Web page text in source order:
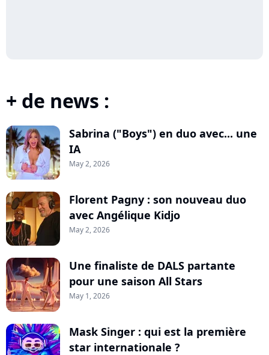
+ de news :
Sabrina ("Boys") en duo avec... une
IA
May 2, 2026
Florent Pagny : son nouveau duo
avec Angélique Kidjo
May 2, 2026
Une finaliste de DALS partante
pour une saison All Stars
May 1, 2026
Mask Singer : qui est la première
star internationale ?